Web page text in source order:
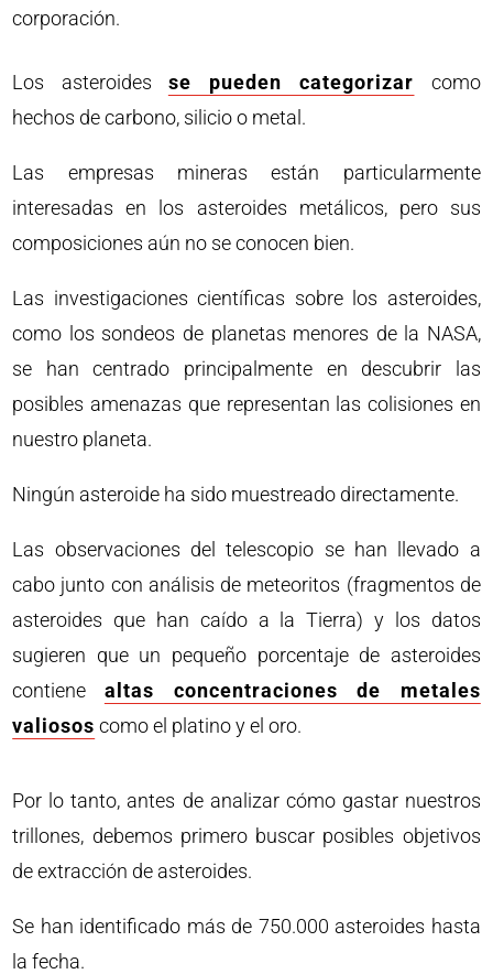
corporación.
Los asteroides se pueden categorizar como
hechos de carbono, silicio o metal.
Las empresas mineras están particularmente
interesadas en los asteroides metálicos, pero sus
composiciones aún no se conocen bien.
Las investigaciones científicas sobre los asteroides,
como los sondeos de planetas menores de la NASA,
se han centrado principalmente en descubrir las
posibles amenazas que representan las colisiones en
nuestro planeta.
Ningún asteroide ha sido muestreado directamente.
Las observaciones del telescopio se han llevado a
cabo junto con análisis de meteoritos (fragmentos de
asteroides que han caído a la Tierra) y los datos
sugieren que un pequeño porcentaje de asteroides
contiene altas concentraciones de metales
valiosos como el platino y el oro.
Por lo tanto, antes de analizar cómo gastar nuestros
trillones, debemos primero buscar posibles objetivos
de extracción de asteroides.
Se han identificado más de 750.000 asteroides hasta
la fecha.